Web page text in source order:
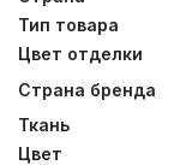
Тип товара
Цвет отделки
Страна бренда
Ткань
Цвет